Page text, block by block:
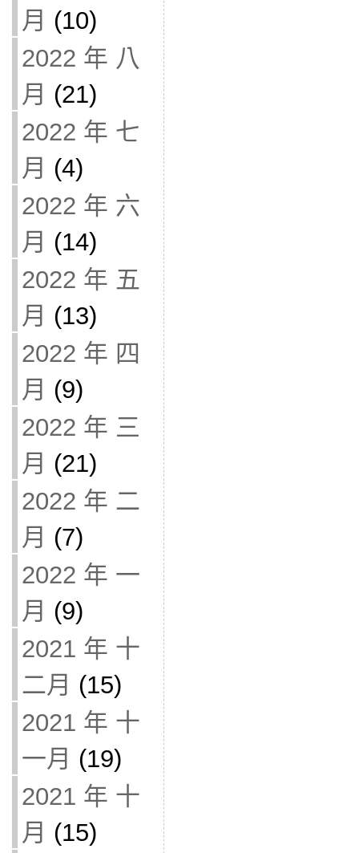
月 (10)
2022 年 八
月 (21)
2022 年 七
月 (4)
2022 年 六
月 (14)
2022 年 五
月 (13)
2022 年 四
月 (9)
2022 年 三
月 (21)
2022 年 二
月 (7)
2022 年 一
月 (9)
2021 年 十
二月 (15)
2021 年 十
一月 (19)
2021 年 十
月 (15)